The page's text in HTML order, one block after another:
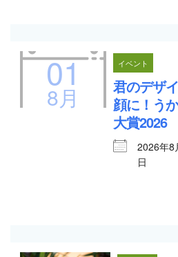
01
8月
イベント
君のデザ
顔に！う
大賞2026
2026年8
日